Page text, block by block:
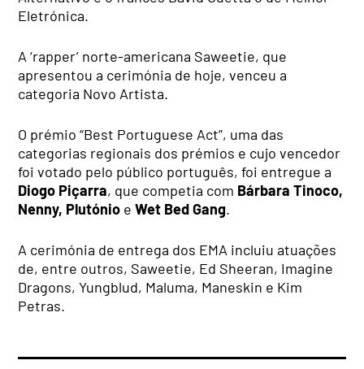
Eletrónica.
A ‘rapper’ norte-americana Saweetie, que
apresentou a cerimónia de hoje, venceu a
categoria Novo Artista.
O prémio “Best Portuguese Act”, uma das
categorias regionais dos prémios e cujo vencedor
foi votado pelo público português, foi entregue a
Diogo Piçarra, que competia com Bárbara Tinoco,
Nenny, Plutónio eWet Bed Gang.
A cerimónia de entrega dos EMA incluiu atuações
de, entre outros, Saweetie, Ed Sheeran, Imagine
Dragons, Yungblud, Maluma, Maneskin e Kim
Petras.